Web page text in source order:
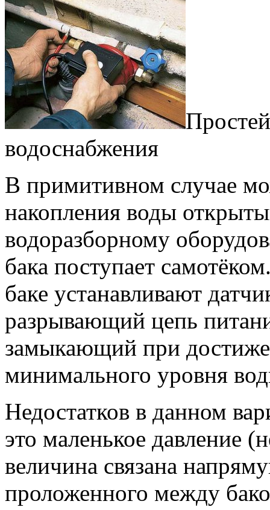
водоснабжения
В примитивном случае
накопления воды
водоразборному
бака поступает
баке устанавливают
разрывающий цепь
замыкающий при
минимального уровня
Недостатков в данном
это маленькое давление
величина связана
проложенного между